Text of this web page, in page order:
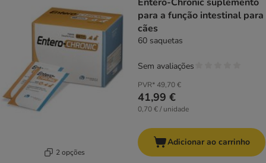
2 opções
para a função intestinal para
cães
60 saquetas
PVR*49,70 €
41,99 €
0,70 € / unidade
Sem avaliações
Adicionar ao carrinho